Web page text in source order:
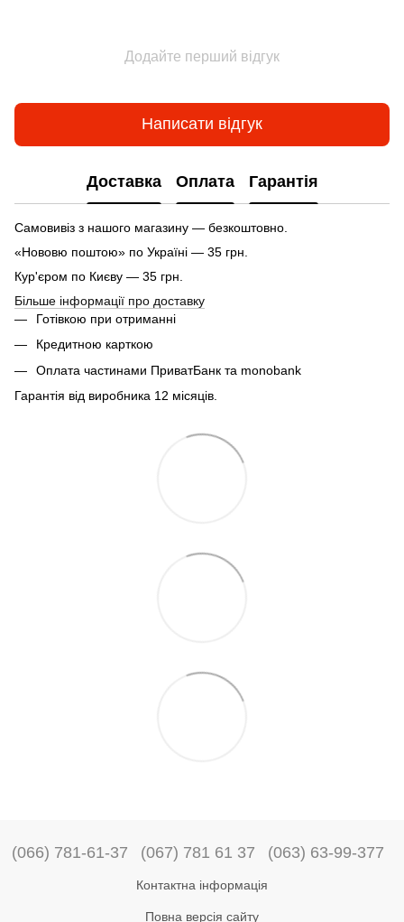
Додайте перший відгук
Написати відгук
Доставка Оплата Гарантія
Самовивіз з нашого магазину — безкоштовно.
«Нововю поштою» по Україні — 35 грн.
Кур'єром по Києву — 35 грн.
Більше інформації про доставку
Готівкою при отриманні
Кредитною карткою
Оплата частинами ПриватБанк та monobank
Гарантія від виробника 12 місяців.
(066) 781-61-37 (067) 781 61 37 (063) 63-99-377
Контактна інформація
Повна версія сайту